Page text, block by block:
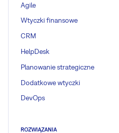
Agile
Wtyczki finansowe
CRM
HelpDesk
Planowanie strategiczne
Dodatkowe wtyczki
DevOps
ROZWIĄZANIA